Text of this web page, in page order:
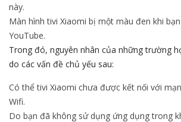
này.
Màn hình tivi Xiaomi bị một màu đen khi
YouTube.
Trong đó, nguyên nhân của những trường
do các vấn đề chủ yếu sau:
Có thể tivi Xiaomi chưa được kết nối với
Wifi.
Do bạn đã không sử dụng ứng dụng trong